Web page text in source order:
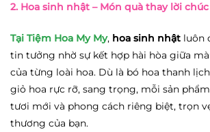
2. Hoa sinh nhật – Món quà thay lời
Tại Tiệm Hoa My My, hoa sinh nhật luôn
tin tưởng nhờ sự kết hợp hài hòa giữa
của từng loài hoa. Dù là bó hoa thanh
giỏ hoa rực rỡ, sang trọng, mỗi sản
tươi mới và phong cách riêng biệt, trọn
thương của bạn.